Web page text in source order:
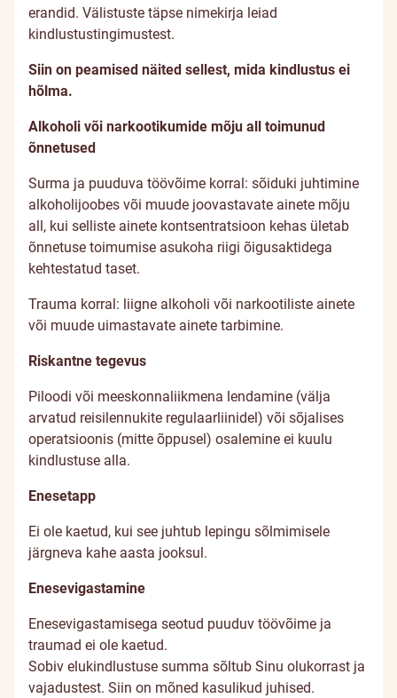
erandid. Välistuste täpse nimekirja leiad
kindlustustingimustest.
Siin on peamised näited sellest, mida kindlustus ei
hõlma.
Alkoholi või narkootikumide mõju all toimunud
õnnetused
Surma ja puuduva töövõime korral: sõiduki juhtimine
alkoholijoobes või muude joovastavate ainete mõju
all, kui selliste ainete kontsentratsioon kehas ületab
õnnetuse toimumise asukoha riigi õigusaktidega
kehtestatud taset.
Trauma korral: liigne alkoholi või narkootiliste ainete
või muude uimastavate ainete tarbimine.
Riskantne tegevus
Piloodi või meeskonnaliikmena lendamine (välja
arvatud reisilennukite regulaarliinidel) või sõjalises
operatsioonis (mitte õppusel) osalemine ei kuulu
kindlustuse alla.
Enesetapp
Ei ole kaetud, kui see juhtub lepingu sõlmimisele
järgneva kahe aasta jooksul.
Enesevigastamine
Enesevigastamisega seotud puuduv töövõime ja
traumad ei ole kaetud.
Sobiv elukindlustuse summa sõltub Sinu olukorrast ja
vajadustest. Siin on mõned kasulikud juhised.